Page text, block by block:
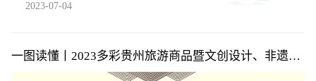
2023-07-04
一图读懂丨2023多彩贵州旅游商品暨文创设计、非遗旅
游商品定制设计大赛